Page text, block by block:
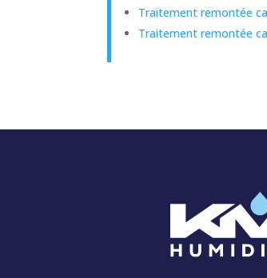
Traitement remontée
Traitement remontée